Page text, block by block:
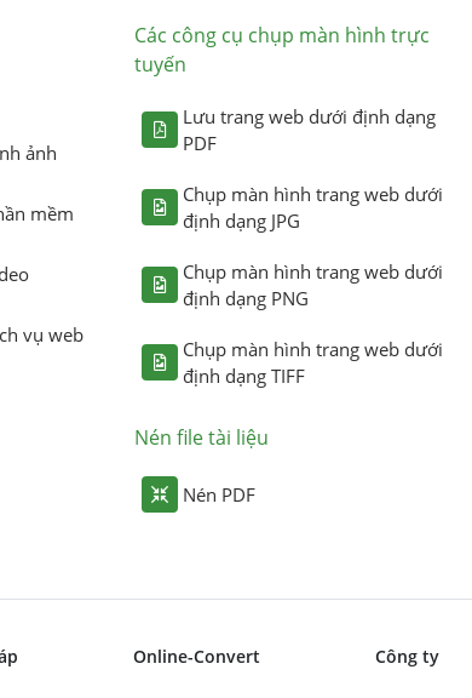
ảnh
mềm
vụ web
Các công cụ chụp màn hình trực
tuyến
Lưu trang web dưới định dạng
PDF
Chụp màn hình trang web dưới
định dạng JPG
Chụp màn hình trang web dưới
định dạng PNG
Chụp màn hình trang web dưới
định dạng TIFF
Nén file tài liệu
Nén PDF
Online-Convert Công ty